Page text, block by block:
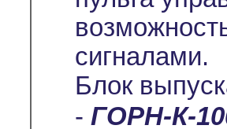
сигналами.
Блок
- ГОРН-К-